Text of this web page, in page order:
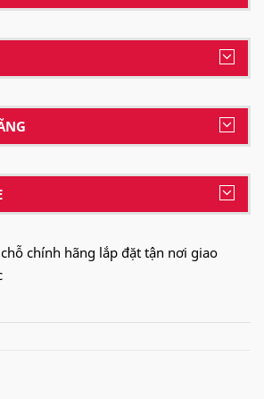
chính hãng lắp đặt tận nơi giao